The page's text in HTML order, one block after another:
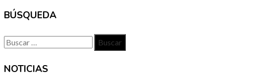
BÚSQUEDA
Buscar:
NOTICIAS